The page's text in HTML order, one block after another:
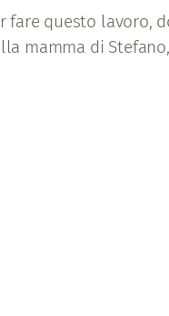
fare questo lavoro,
mamma di